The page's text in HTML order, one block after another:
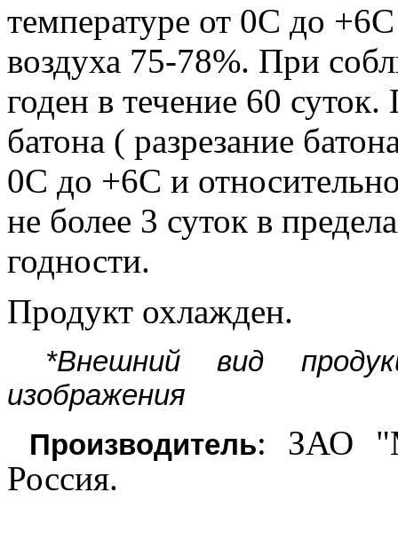
температуре от 0С до
воздуха 75-78%. При
годен в течение 60
батона ( разрезание
0С до +6С и
не более 3 суток в
годности.
Продукт охлажден.
*Внешний вид
изображения
Производитель: ЗАО
Россия.